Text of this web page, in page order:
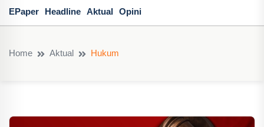
EPaper Headline Aktual Opini
Home Aktual Hukum